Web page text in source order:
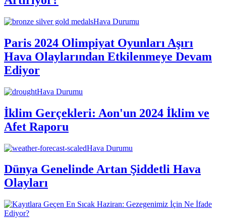
Hava Durumu
Paris 2024 Olimpiyat Oyunları Aşırı
Hava Olaylarından Etkilenmeye Devam
Ediyor
Hava Durumu
İklim Gerçekleri: Aon'un 2024 İklim ve
Afet Raporu
Hava Durumu
Dünya Genelinde Artan Şiddetli Hava
Olayları